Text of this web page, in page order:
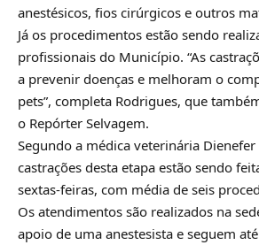
anestésicos, fios cirúrgicos e outros
Já os procedimentos estão sendo
profissionais do Município. “As
a prevenir doenças e melhoram o
pets”, completa Rodrigues, que
o Repórter Selvagem.
Segundo a médica veterinária Dienefer
castrações desta etapa estão sendo
sextas-feiras, com média de seis
Os atendimentos são realizados na
apoio de uma anestesista e seguem